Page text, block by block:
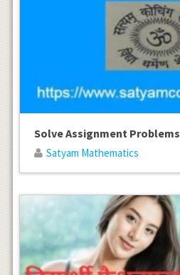
Solve Assignment Problems
Satyam Mathematics